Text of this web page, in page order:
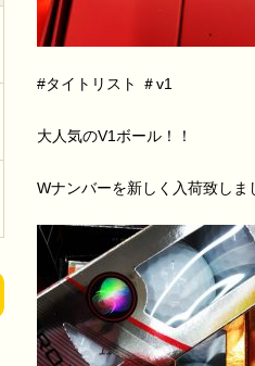
#タイトリスト ＃v1
大人気のV1ボール！！
Wナンバーを新しく入荷致しま